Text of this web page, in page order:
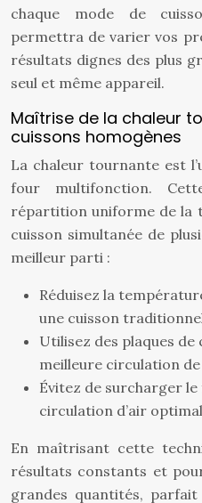
chaque mode de
permettra de varier vos
résultats dignes des plus
seul et même appareil.
Maîtrise de la chaleur
cuissons homogènes
La chaleur tournante est
four multifonction.
répartition uniforme de la
cuisson simultanée de
meilleur parti :
Réduisez la
une cuisson
Utilisez des plaques
meilleure circulation de
Évitez de surcharger
circulation d’air
En maîtrisant cette
résultats constants et
grandes quantités,